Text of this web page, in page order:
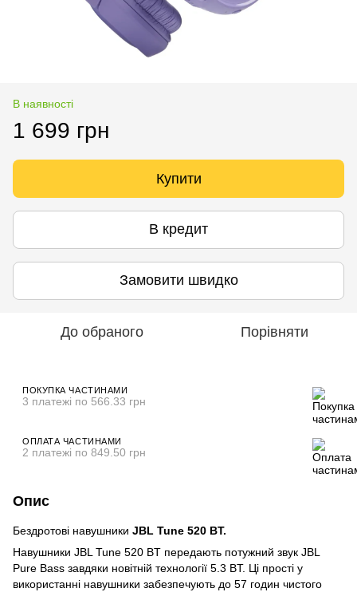
В наявності
1 699 грн
Купити
В кредит
Замовити швидко
До обраного Порівняти
ПОКУПКА ЧАСТИНАМИ
3 платежі по 566.33 грн
ОПЛАТА ЧАСТИНАМИ
2 платежі по 849.50 грн
Опис
Бездротові навушники JBL Tune 520 BT.
Навушники JBL Tune 520 BT передають потужний звук JBL
Pure Bass завдяки новітній технології 5.3 BT. Ці прості у
використанні навушники забезпечують до 57 годин чистого